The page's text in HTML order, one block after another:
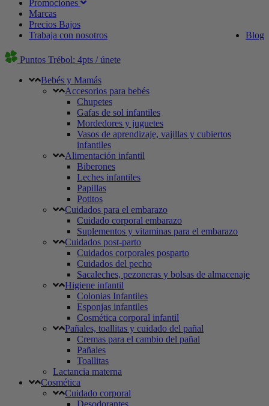
Promociones
Marcas
Precios Bajos
Blog
Trabaja con nosotros
Puntos Trébol: 4pts / únete
Bebés y Mamás
Accesorios para bebés
Chupetes
Gafas de sol infantiles
Mordedores y juguetes
Vasos de aprendizaje, vajillas y cubiertos
infantiles
Alimentación infantil
Biberones
Leches infantiles
Papillas
Potitos
Cuidados para el embarazo
Cuidado corporal embarazo
Suplementos y vitaminas para el embarazo
Cuidados post-parto
Cuidados corporales posparto
Cuidados del pecho
Sacaleches, pezoneras y bolsas de almacenaje
Higiene infantil
Colonias Infantiles
Esponjas infantiles
Cosmética corporal infantil
Pañales, toallitas y cuidado del pañal
Cremas para el cambio del pañal
Pañales
Toallitas
Lactancia materna
Cosmética
Cuidado corporal